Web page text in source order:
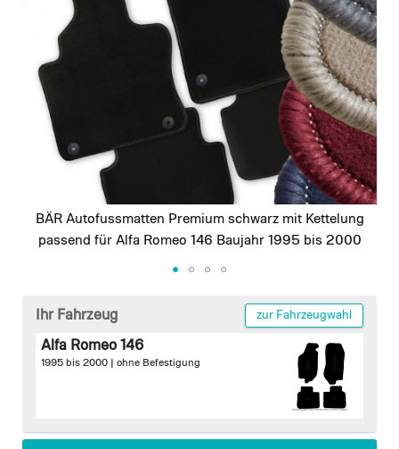
images
gallery
BÄR Autofussmatten Premium schwarz mit Kettelung
passend für Alfa Romeo 146 Baujahr 1995 bis 2000
beginning
gallery
Ihr Fahrzeug zur Fahrzeugwahl
Alfa Romeo 146
1995 bis 2000 | ohne Befestigung